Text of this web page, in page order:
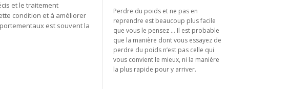
et le traitement
condition et à améliorer
est souvent la
Perdre du poids et ne pas en
reprendre est beaucoup plus facile
que vous le pensez … Il est probable
que la manière dont vous essayez de
perdre du poids n’est pas celle qui
vous convient le mieux, ni la manière
la plus rapide pour y arriver.